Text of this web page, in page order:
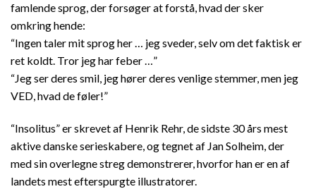
famlende sprog, der forsøger at forstå, hvad der sker
omkring hende:
“Ingen taler mit sprog her … jeg sveder, selv om det faktisk er
ret koldt. Tror jeg har feber …”
“Jeg ser deres smil, jeg hører deres venlige stemmer, men jeg
VED, hvad de føler!”
“Insolitus” er skrevet af Henrik Rehr, de sidste 30 års mest
aktive danske serieskabere, og tegnet af Jan Solheim, der
med sin overlegne streg demonstrerer, hvorfor han er en af
landets mest efterspurgte illustratorer.